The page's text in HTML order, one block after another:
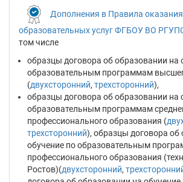
Дополнения в Правила
образовательных услуг ФГБОУ ВО
том числе
образцы договора об образовании на
образовательным программам
(двухсторонний, трехсторонний),
образцы договора об образовании на
образовательным программам
профессионального образования (
трехсторонний), образцы договора об
обучение по образовательным
профессионального образования
Ростов)(двухсторонний,